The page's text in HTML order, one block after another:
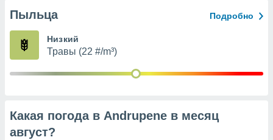
этого вы
согласие
» или
cookie
Пыльца Подробно
Низкий
Травы (22 #/m³)
Какая погода в Andrupene в месяц
август?